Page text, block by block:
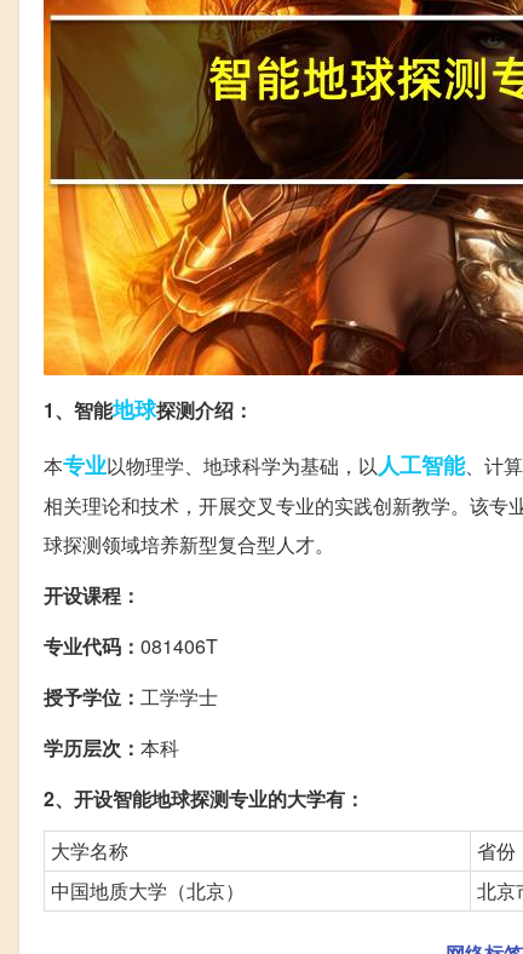
1、智能地球探测介绍：
本专业以物理学、地球科学为基础，以人工智能、计
相关理论和技术，开展交叉专业的实践创新教学。该专
球探测领域培养新型复合型人才。
开设课程：
专业代码： 081406T
授予学位： 工学学士
学历层次： 本科
2、开设智能地球探测专业的大学有：
大学名称
省份
中国地质大学（北京）
北京